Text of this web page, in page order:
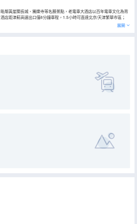
鄰黃崖關長城、獨樂寺等名勝景點，老電車大酒店以百年電車文化為背
店距津薊高速出口僅8分鐘車程，1.5小時可直達北京/天津繁華市區；
/東城金街-創業街；步行約1分鐘即達薊州客運站、薊州區體育館，交通
、漁陽古文化街的極佳選擇。酒店以歐式莊園風格為主體，配以歐式古
於天然氧吧。
展開